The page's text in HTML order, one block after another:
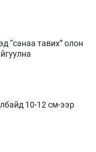
“санаа тавих” олон
10-12 см-ээр